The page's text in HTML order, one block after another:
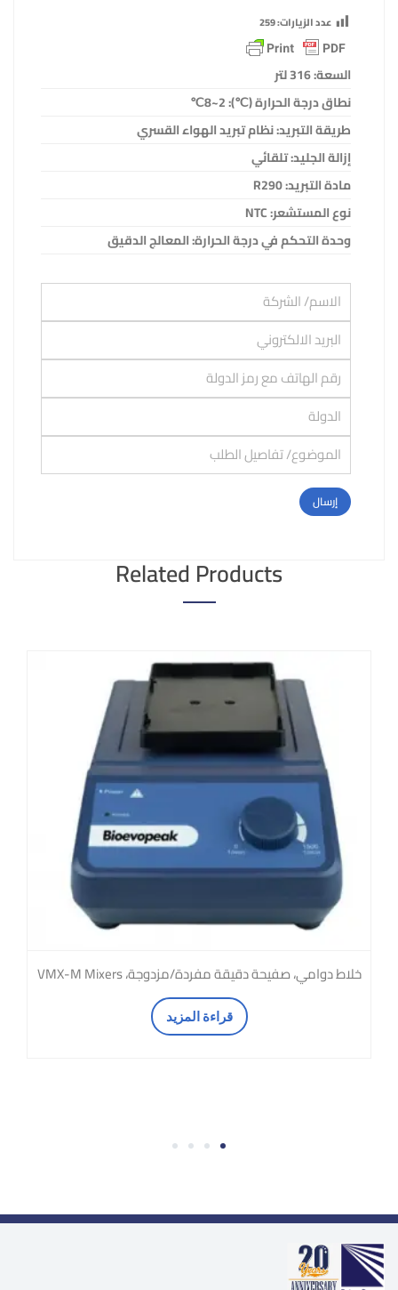
عدد الزيارات:259
السعة: 316 لتر
نطاق درجة الحرارة (℃
): 2~8
℃
طريقة التبريد: نظام تبريد الهواء القسري
إزالة الجليد: تلقائي
مادة التبريد:R290
نوع المستشعر:NTC
وحدة التحكم في درجة الحرارة: المعالج الدقيق
Related Products
خلاط دوامي، صفيحة دقيقة مفردة/مزدوجة، VMX-M Mixers
قراءة المزيد
1
2
3
4